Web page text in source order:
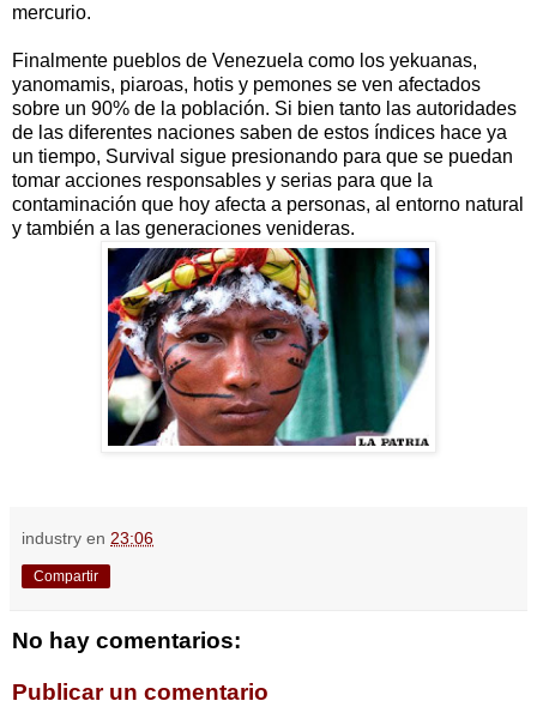
mercurio.
Finalmente pueblos de Venezuela como los yekuanas,
yanomamis, piaroas, hotis y pemones se ven afectados
sobre un 90% de la población. Si bien tanto las autoridades
de las diferentes naciones saben de estos índices hace ya
un tiempo, Survival sigue presionando para que se puedan
tomar acciones responsables y serias para que la
contaminación que hoy afecta a personas, al entorno natural
y también a las generaciones venideras.
industry en 23:06
Compartir
No hay comentarios:
Publicar un comentario